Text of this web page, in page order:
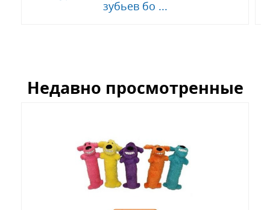
зубьев бо ...
Недавно просмотренные